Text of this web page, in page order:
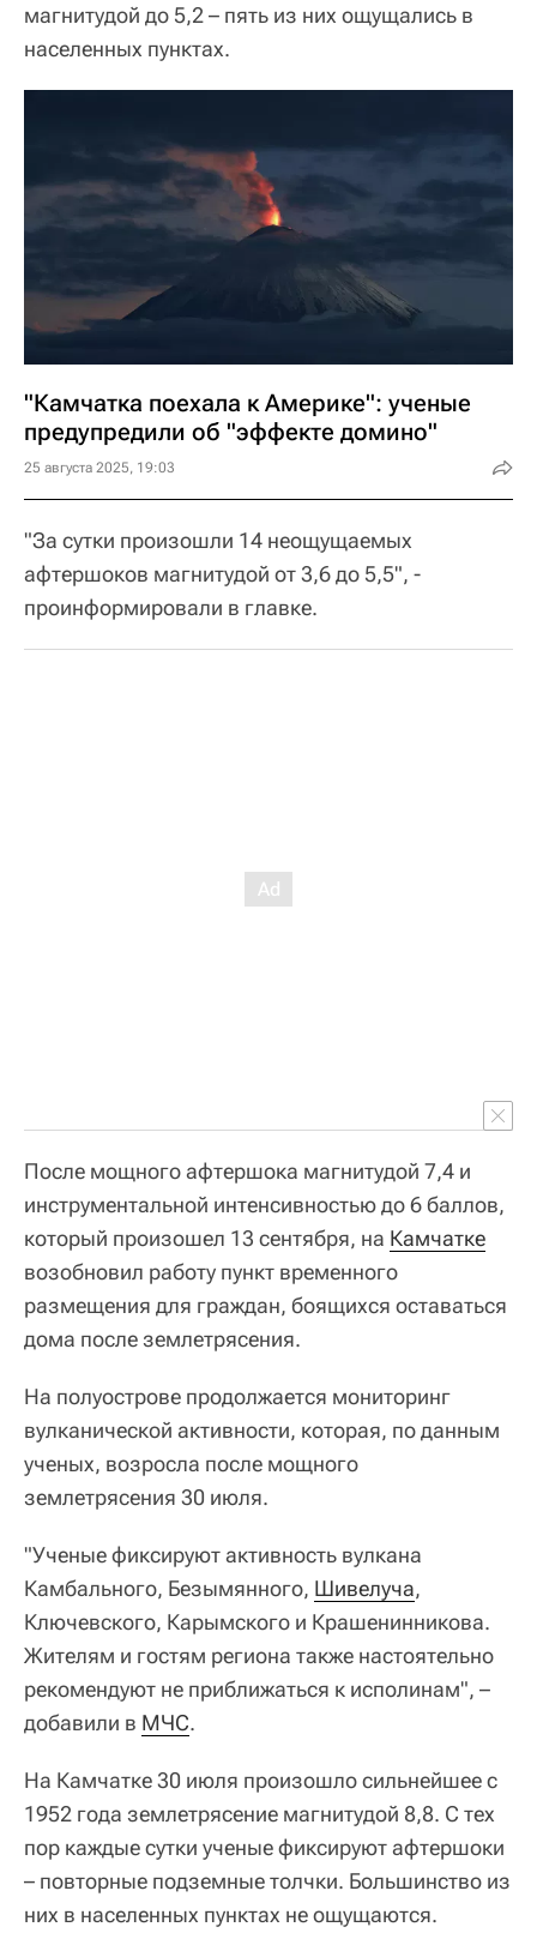
магнитудой до 5,2 – пять из них ощущались в
населенных пунктах.
"Камчатка поехала к Америке": ученые
предупредили об "эффекте домино"
25 августа 2025, 19:03
"За сутки произошли 14 неощущаемых
афтершоков магнитудой от 3,6 до 5,5", -
проинформировали в главке.
После мощного афтершока магнитудой 7,4 и
инструментальной интенсивностью до 6 баллов,
который произошел 13 сентября, на Камчатке
возобновил работу пункт временного
размещения для граждан, боящихся оставаться
дома после землетрясения.
На полуострове продолжается мониторинг
вулканической активности, которая, по данным
ученых, возросла после мощного
землетрясения 30 июля.
"Ученые фиксируют активность вулкана
Камбального, Безымянного, Шивелуча,
Ключевского, Карымского и Крашенинникова.
Жителям и гостям региона также настоятельно
рекомендуют не приближаться к исполинам", –
добавили в МЧС.
На Камчатке 30 июля произошло сильнейшее с
1952 года землетрясение магнитудой 8,8. С тех
пор каждые сутки ученые фиксируют афтершоки
– повторные подземные толчки. Большинство из
них в населенных пунктах не ощущаются.